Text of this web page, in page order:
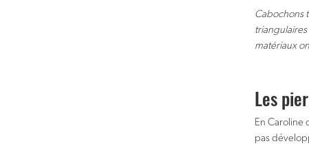
Cabochons
matériaux
Les
En Caroline
pas